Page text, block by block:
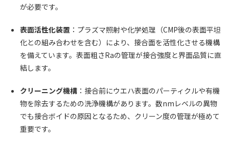
が必要です。
表面活性化装置 ：プラズマ照射や化学処理（CMP後の表面平坦
化との組み合わせを含む）により、接合面を活性化させる機構
を備えています。表面粗さRaの管理が接合強度と界面品質に直
結します。
クリーニング機構：接合前にウエハ表面のパーティクルや有機
物を除去するための洗浄機構があります。数nmレベルの異物
でも接合ボイドの原因となるため、クリーン度の管理が極めて
重要です。